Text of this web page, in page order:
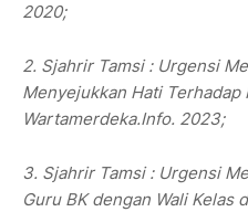
2020;
2. Sjahrir Tamsi : Urgensi
Menyejukkan Hati Terhadap
Wartamerdeka.Info. 2023;
3. Sjahrir Tamsi : Urgensi
Guru BK dengan Wali Kelas